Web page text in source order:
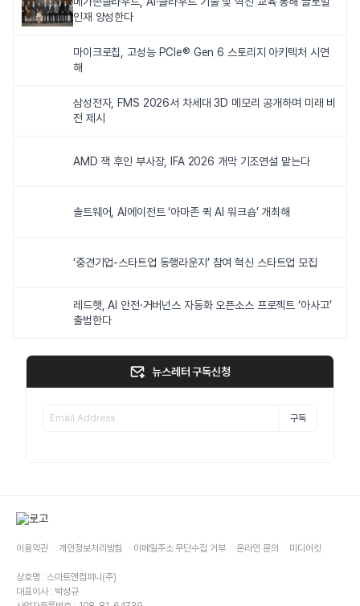
인재 양성한다
마이크로칩, 고성능 PCIe® Gen 6 스토리지 아키텍처 시연
해
삼성전자, FMS 2026서 차세대 3D 메모리 공개하며 미래 비
전 제시
AMD 잭 후인 부사장, IFA 2026 개막 기조연설 맡는다
솔트웨어, AI에이전트 ‘아마존 퀵 AI 워크숍’ 개최해
‘중견기업-스타트업 동행라운지’ 참여 혁신 스타트업 모집
레드햇, AI 안전·거버넌스 자동화 오픈소스 프로젝트 ‘아사고’
출범한다
뉴스레터 구독신청
구독
이용약관 개인정보처리방침 이메일주소 무단수집 거부 온라인 문의 미디어킷
상호명 : 스마트앤컴퍼니(주)
대표이사 : 박성규